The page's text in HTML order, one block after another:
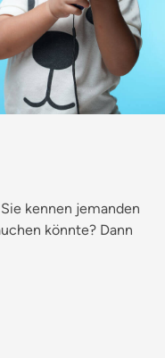
kennen jemanden
könnte? Dann